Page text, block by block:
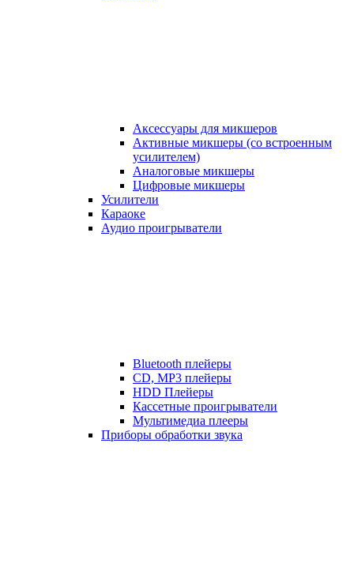
Аксессуары для микшеров
Активные микшеры (со встроенным
усилителем)
Аналоговые микшеры
Цифровые микшеры
Усилители
Караоке
Аудио проигрыватели
Bluetooth плейеры
CD, MP3 плейеры
HDD Плейеры
Кассетные проигрыватели
Мультимедиа плееры
Приборы обработки звука